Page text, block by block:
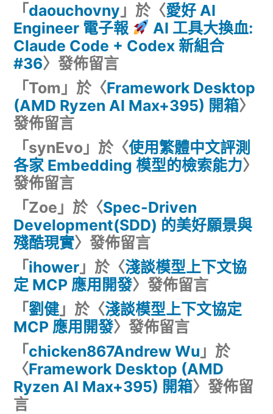
「 daouchovny 」於〈愛好 AI
Engineer 電子報
AI 工具大換血:
Claude Code + Codex 新組合
#36〉發佈留言
「 Tom 」於〈Framework Desktop
(AMD Ryzen AI Max+395) 開箱〉
發佈留言
「 synEvo 」於〈使用繁體中文評測
各家 Embedding 模型的檢索能力〉
發佈留言
「 Zoe 」於〈Spec-Driven
Development(SDD) 的美好願景與
殘酷現實〉發佈留言
「 ihower 」於〈淺談模型上下文協
定 MCP 應用開發〉發佈留言
「 劉健 」於〈淺談模型上下文協定
MCP 應用開發〉發佈留言
「 chicken867Andrew Wu 」於
〈Framework Desktop (AMD
Ryzen AI Max+395) 開箱〉發佈留
言